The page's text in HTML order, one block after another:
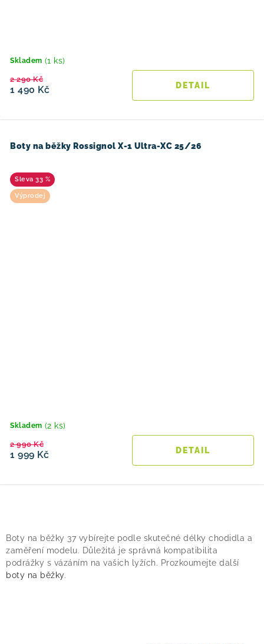
Skladem (1 ks)
1 490 Kč
2 290 Kč
Boty na běžky Rossignol X-1 Ultra-XC 25/26
33 %
Výprodej
Skladem (2 ks)
1 999 Kč
2 990 Kč
v
l
á
d
Boty na běžky 37 vybírejte podle skutečné délky chodidla a
zaměření modelu. Důležitá je správná kompatibilita
podrážky s vázáním na vašich lyžích. Prozkoumejte další
boty na běžky.